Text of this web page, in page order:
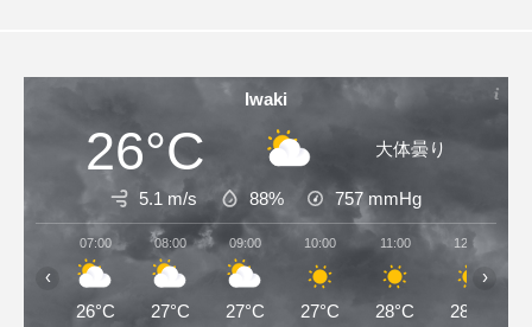
Iwaki
26°C 大体曇り
5.1 m/s 88% 757 mmHg
07:00
26°C
08:00
27°C
09:00
27°C
10:00
27°C
11:00
28°C
12:00
28°C
‹ ›